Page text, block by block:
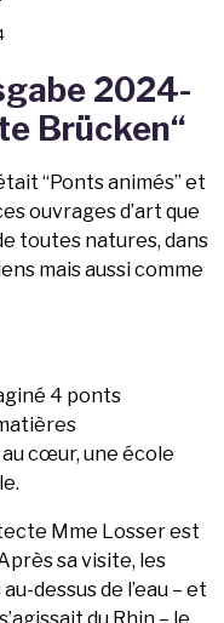
2024-
Brücken“
“Ponts animés” et
ouvrages d’art que
toutes natures, dans
mais aussi comme
4 ponts
cœur, une école
Mme Losser est
sa visite, les
dessus de l’eau – et
du Rhin – le